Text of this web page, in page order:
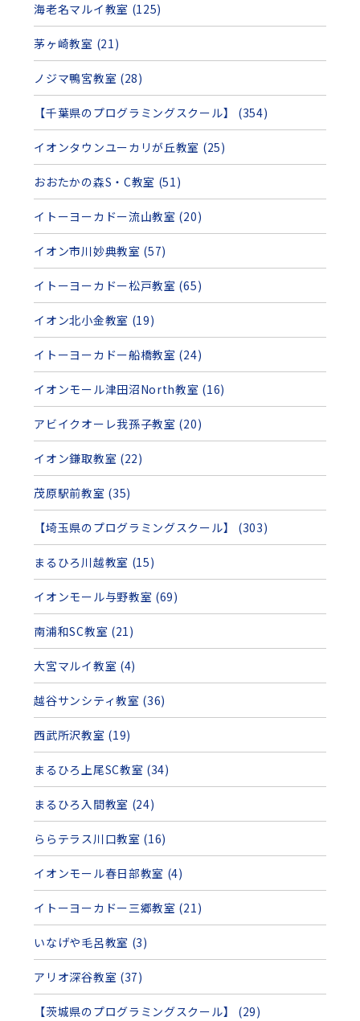
海老名マルイ教室 (125)
茅ヶ崎教室 (21)
ノジマ鴨宮教室 (28)
【千葉県のプログラミングスクール】 (354)
イオンタウンユーカリが丘教室 (25)
おおたかの森S・C教室 (51)
イトーヨーカドー流山教室 (20)
イオン市川妙典教室 (57)
イトーヨーカドー松戸教室 (65)
イオン北小金教室 (19)
イトーヨーカドー船橋教室 (24)
イオンモール津田沼North教室 (16)
アビイクオーレ我孫子教室 (20)
イオン鎌取教室 (22)
茂原駅前教室 (35)
【埼玉県のプログラミングスクール】 (303)
まるひろ川越教室 (15)
イオンモール与野教室 (69)
南浦和SC教室 (21)
大宮マルイ教室 (4)
越谷サンシティ教室 (36)
西武所沢教室 (19)
まるひろ上尾SC教室 (34)
まるひろ入間教室 (24)
ららテラス川口教室 (16)
イオンモール春日部教室 (4)
イトーヨーカドー三郷教室 (21)
いなげや毛呂教室 (3)
アリオ深谷教室 (37)
【茨城県のプログラミングスクール】 (29)